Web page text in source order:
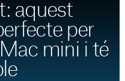
aquest
per
mini i té